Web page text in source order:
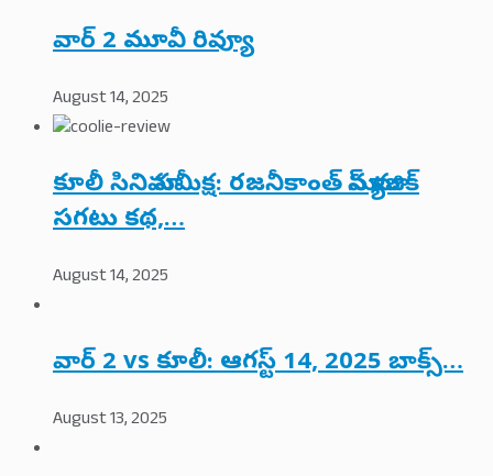
వార్ 2 మూవీ రివ్యూ
August 14, 2025
కూలీ సినిమా సమీక్ష: రజనీకాంత్ మాస్ మ్యాజిక్
సగటు కథ,…
August 14, 2025
వార్ 2 vs కూలీ: ఆగస్ట్ 14, 2025 బాక్స్…
August 13, 2025